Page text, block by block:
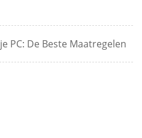
PC: De Beste Maatregelen